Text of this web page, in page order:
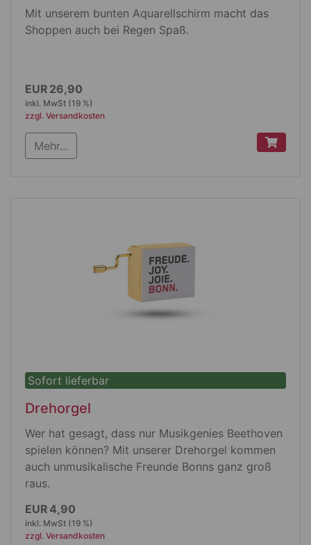
Mit unserem bunten Aquarellschirm macht das
Shoppen auch bei Regen Spaß.
Produktdetails
Stockschirm mit Automatikfunktion
solidem Gestänge und Fiberglasrippen
Schirm und Hülle sind bedruckt mit
EUR 26,90
inkl. MwSt (19 %)
zzgl. Versandkosten
Mehr...
Sofort lieferbar
Drehorgel
Wer hat gesagt, dass nur Musikgenies Beethoven
spielen können? Mit unserer Drehorgel kommen
auch unmusikalische Freunde Bonns ganz groß
raus.
Produktdetails
kleines Handkkurbelspielwerk
EUR 4,90
inkl. MwSt (19 %)
zzgl. Versandkosten